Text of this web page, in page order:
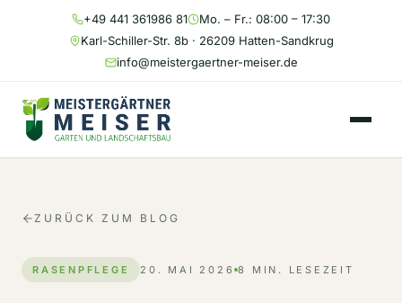
+49 441 361986 81
Mo. – Fr.: 08:00 – 17:30
Karl-Schiller-Str. 8b · 26209 Hatten-Sandkrug
info@meistergaertner-meiser.de
ZURÜCK ZUM BLOG
RASENPFLEGE 20. MAI 2026 8 MIN. LESEZEIT